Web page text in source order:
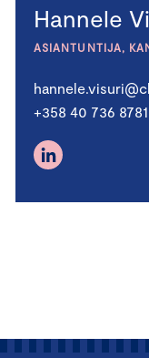
Hannele
ASIANTUNTIJA,
+358 40 736 8781